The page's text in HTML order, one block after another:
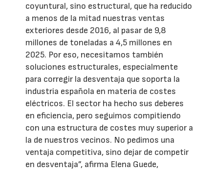
coyuntural, sino estructural, que ha reducido
a menos de la mitad nuestras ventas
exteriores desde 2016, al pasar de 9,8
millones de toneladas a 4,5 millones en
2025. Por eso, necesitamos también
soluciones estructurales, especialmente
para corregir la desventaja que soporta la
industria española en materia de costes
eléctricos. El sector ha hecho sus deberes
en eficiencia, pero seguimos compitiendo
con una estructura de costes muy superior a
la de nuestros vecinos. No pedimos una
ventaja competitiva, sino dejar de competir
en desventaja”, afirma Elena Guede,